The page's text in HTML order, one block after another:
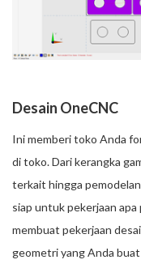
Desain OneCNC
Ini memberi toko Anda
di toko. Dari kerangka
terkait hingga
siap untuk pekerjaan
membuat pekerjaan
geometri yang Anda